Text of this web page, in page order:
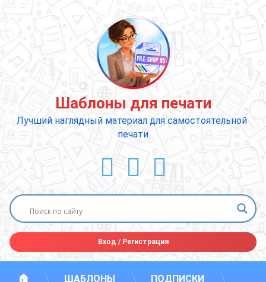
содержимому
Шаблоны для печати
Лучший наглядный материал для самостоятельной
печати
ВКонтакте
YouTube
E-mail
Вход /Регистрация
🏠 ШАБЛОНЫ ПОДПИСКИ